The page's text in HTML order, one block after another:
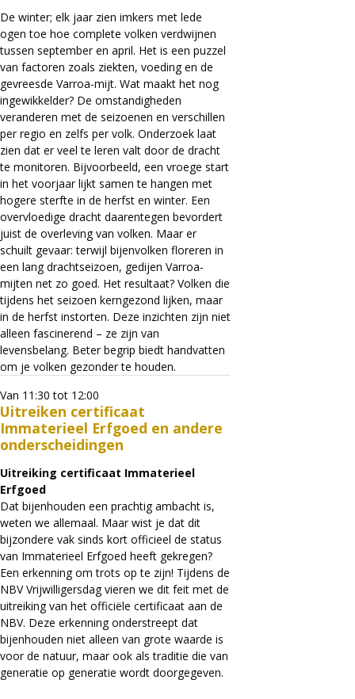
De winter; elk jaar zien imkers met lede
ogen toe hoe complete volken verdwijnen
tussen september en april. Het is een puzzel
van factoren zoals ziekten, voeding en de
gevreesde Varroa-mijt. Wat maakt het nog
ingewikkelder? De omstandigheden
veranderen met de seizoenen en verschillen
per regio en zelfs per volk. Onderzoek laat
zien dat er veel te leren valt door de dracht
te monitoren. Bijvoorbeeld, een vroege start
in het voorjaar lijkt samen te hangen met
hogere sterfte in de herfst en winter. Een
overvloedige dracht daarentegen bevordert
juist de overleving van volken. Maar er
schuilt gevaar: terwijl bijenvolken floreren in
een lang drachtseizoen, gedijen Varroa-
mijten net zo goed. Het resultaat? Volken die
tijdens het seizoen kerngezond lijken, maar
in de herfst instorten. Deze inzichten zijn niet
alleen fascinerend – ze zijn van
levensbelang. Beter begrip biedt handvatten
om je volken gezonder te houden.
Van 11:30 tot 12:00
Uitreiken certificaat
Immaterieel Erfgoed en andere
onderscheidingen
Uitreiking certificaat Immaterieel
Erfgoed
Dat bijenhouden een prachtig ambacht is,
weten we allemaal. Maar wist je dat dit
bijzondere vak sinds kort officieel de status
van Immaterieel Erfgoed heeft gekregen?
Een erkenning om trots op te zijn! Tijdens de
NBV Vrijwilligersdag vieren we dit feit met de
uitreiking van het officiële certificaat aan de
NBV. Deze erkenning onderstreept dat
bijenhouden niet alleen van grote waarde is
voor de natuur, maar ook als traditie die van
generatie op generatie wordt doorgegeven.